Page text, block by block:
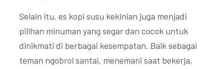
Selain itu, es kopi susu kekinian juga menjadi
pilihan minuman yang segar dan cocok untuk
dinikmati di berbagai kesempatan. Baik sebagai
teman ngobrol santai, menemani saat bekerja,